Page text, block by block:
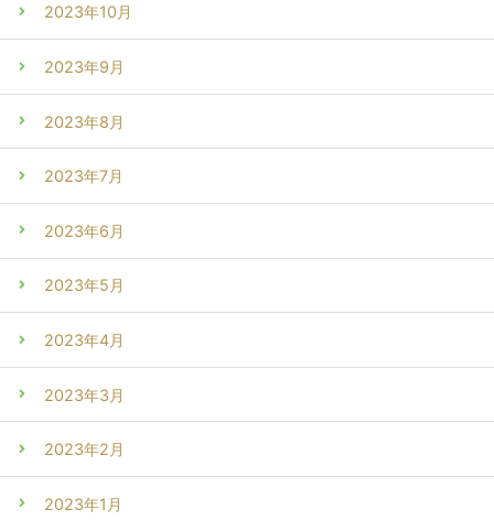
2023年10月
2023年9月
2023年8月
2023年7月
2023年6月
2023年5月
2023年4月
2023年3月
2023年2月
2023年1月